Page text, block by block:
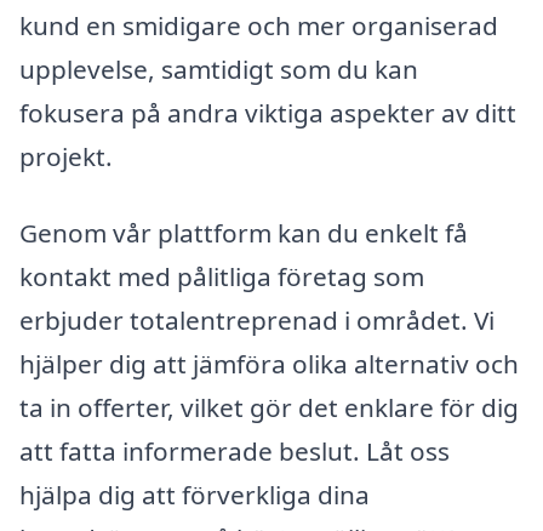
kund en smidigare och mer organiserad
upplevelse, samtidigt som du kan
fokusera på andra viktiga aspekter av ditt
projekt.
Genom vår plattform kan du enkelt få
kontakt med pålitliga företag som
erbjuder totalentreprenad i området. Vi
hjälper dig att jämföra olika alternativ och
ta in offerter, vilket gör det enklare för dig
att fatta informerade beslut. Låt oss
hjälpa dig att förverkliga dina